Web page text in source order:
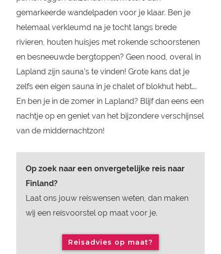
gemarkeerde wandelpaden voor je klaar. Ben je
helemaal verkleumd na je tocht langs brede
rivieren, houten huisjes met rokende schoorstenen
en besneeuwde bergtoppen? Geen nood, overal in
Lapland zijn sauna’s te vinden! Grote kans dat je
zelfs een eigen sauna in je chalet of blokhut hebt….
En ben je in de zomer in Lapland? Blijf dan eens een
nachtje op en geniet van het bijzondere verschijnsel
van de middernachtzon!
Op zoek naar een onvergetelijke reis naar
Finland?
Laat ons jouw reiswensen weten, dan maken
wij een reisvoorstel op maat voor je.
Reisadvies op maat?